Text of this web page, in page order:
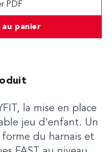
panier
PDF
la mise en place
jeu d'enfant. Un
du harnais et